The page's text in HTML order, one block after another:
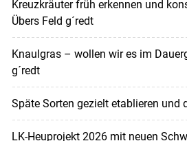
Kreuzkräuter früh erkennen und
Übers Feld g´redt
Knaulgras – wollen wir es im
g´redt
Späte Sorten gezielt etablieren und
LK-Heuprojekt 2026 mit neuen